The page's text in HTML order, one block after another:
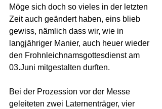
Möge sich doch so vieles in der letzten
Zeit auch geändert haben, eins blieb
gewiss, nämlich dass wir, wie in
langjähriger Manier, auch heuer wieder
den Frohnleichnamsgottesdienst am
03.Juni mitgestalten durften.
Bei der Prozession vor der Messe
geleiteten zwei Laternenträger, vier